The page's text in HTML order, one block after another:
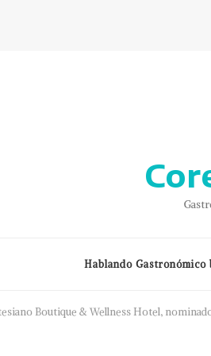
Hablando Gastronómico
Boutique & Wellness Hotel,